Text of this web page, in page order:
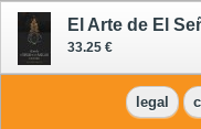
33.25 €
legal